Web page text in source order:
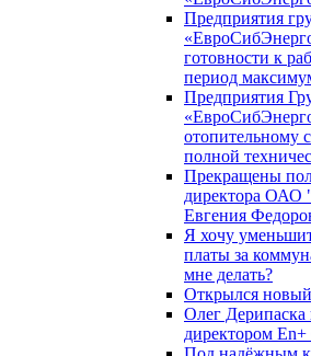
Предприятия
готовности к
период
Предприятия
отопительному
полной
Прекращены
директора ОАО
Евгения
Я хочу
платы за
мне делать?
Открылся
Олег Дерипаска
директором En+